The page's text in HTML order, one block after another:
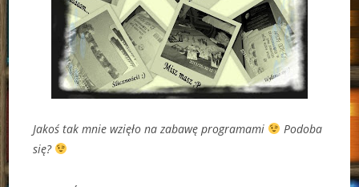
Jakoś tak mnie wzięło na zabawę programami
Podoba
się?